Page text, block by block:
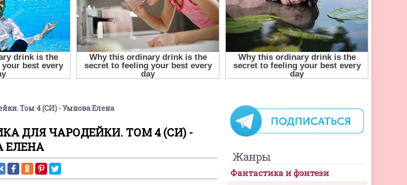
Том 4 (СИ) - Умнова Елена
ДЛЯ ЧАРОДЕЙКИ. ТОМ 4 (СИ) -
ЕЛЕНА
Жанры
Фантастика и фэнтези